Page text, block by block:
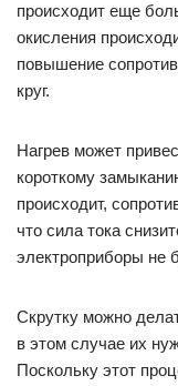
происходит еще
окисления
повышение
круг.
Нагрев может
короткому
происходит,
что сила тока
электроприборы не
Скрутку можно
в этом случае их
Поскольку этот